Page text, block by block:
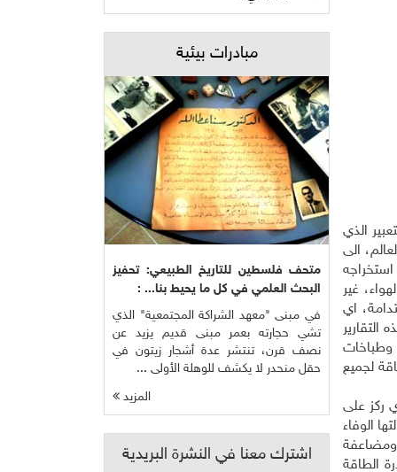
الذي
حول العالم، الى
غير
اي
وطباخات
لجميع
ركز على
الوفاء
ومضاعفة
الطاقة
مبادرات بيئية
متحف فلسطين للتاريخ الطبيعي: تحفيز
البحث العلمي في كل ما يحيط بنا... :
في مبنى "معهد الشراكة المجتمعية" الذي
تشي حجارته بعمر مبنى قديم يزيد عن
نصف قرن، تنتشر عدة أشجار زيتون في
حقل منحدر لا يكشف للوهلة الأولى ...
المزيد
اشترك معنا في النشرة البريدية